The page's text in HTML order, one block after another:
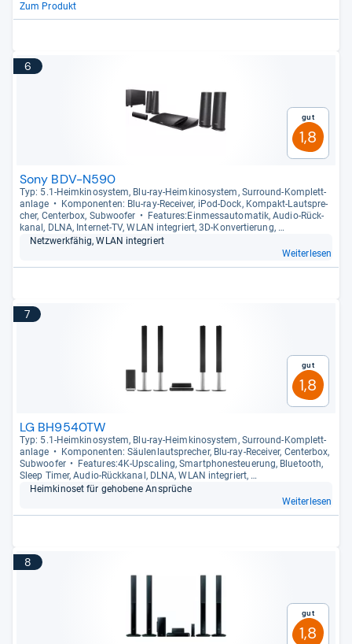
Zum Produkt
6
Gut
1,8
Sony BDV-N590
Typ: 5.1-​Heim­ki­no­sys­tem, Blu-​ray-​Heim­ki­no­sys­tem, Sur­round-​Kom­plett­
an­lage
Kom­po­nen­ten: Blu-​ray-​Recei­ver, iPod-​Dock, Kom­pakt-​Laut­spre­
cher, Cen­ter­box, Sub­woofer
Fea­tu­res:Ein­mess­au­to­ma­tik, Audio-​Rück­
ka­nal, DLNA, Inter­net-​TV, WLAN inte­griert, 3D-​Kon­ver­tie­rung, …
Netz­werk­fä­hig, WLAN inte­griert
Weiterlesen
7
Gut
1,8
LG BH9540TW
Typ: 5.1-​Heim­ki­no­sys­tem, Blu-​ray-​Heim­ki­no­sys­tem, Sur­round-​Kom­plett­
an­lage
Kom­po­nen­ten: Säu­len­laut­spre­cher, Blu-​ray-​Recei­ver, Cen­ter­box,
Sub­woofer
Fea­tu­res:4K-​Ups­ca­ling, Smart­pho­ne­steue­rung, Blue­tooth,
Sleep Timer, Audio-​Rück­ka­nal, DLNA, WLAN inte­griert, …
Heim­ki­no­set für geho­bene Ansprü­che
Weiterlesen
8
Gut
1,8